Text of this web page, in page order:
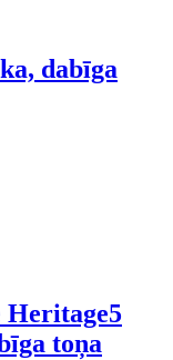
dabīga
Heritage5
toņa